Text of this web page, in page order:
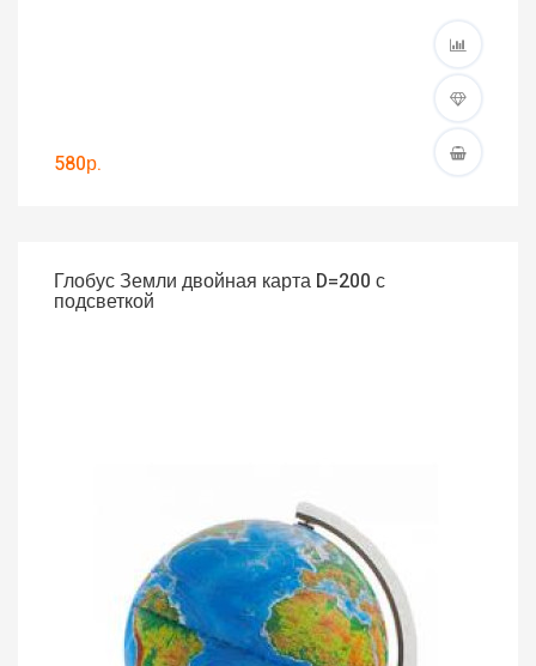
580р.
Глобус Земли двойная карта D=200 с
подсветкой